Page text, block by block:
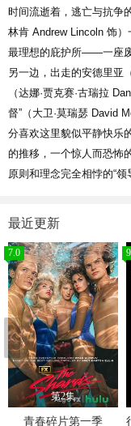
时间流逝着，逃亡与抗争
林肯 Andrew Lincoln 饰
最理想的庇护所——一座
另一边，出走的安德里亚
（达娜·贾克赛·古瑞拉
督”（大卫·莫瑞瑟 David
分喜欢这里貌似平静快乐
的推移，一个惊人而恐怖
原则和理念完全相悖的“领
最近更新
7.0
第2集
青春碎片第一季